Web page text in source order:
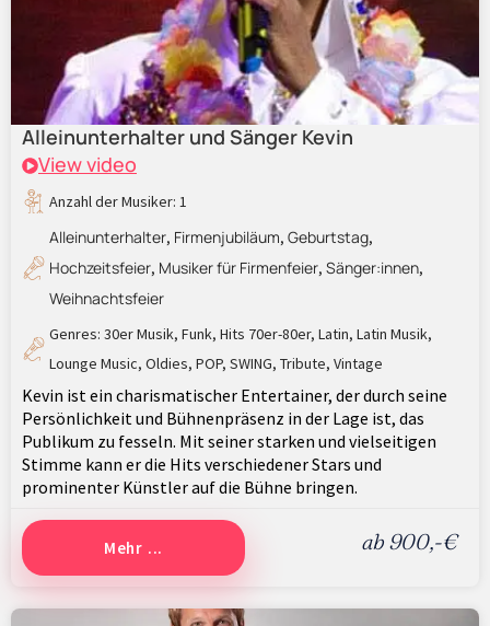
Mehr ... ab 900,-€
Alleinunterhalter und Sänger Kevin
View video
Anzahl der Musiker: 1
Alleinunterhalter, Firmenjubiläum, Geburtstag,
Hochzeitsfeier, Musiker für Firmenfeier, Sänger:innen,
Weihnachtsfeier
Genres: 30er Musik, Funk, Hits 70er-80er, Latin, Latin Musik,
Lounge Music, Oldies, POP, SWING, Tribute, Vintage
Kevin ist ein charismatischer Entertainer, der durch seine
Persönlichkeit und Bühnenpräsenz in der Lage ist, das
Publikum zu fesseln. Mit seiner starken und vielseitigen
Stimme kann er die Hits verschiedener Stars und
prominenter Künstler auf die Bühne bringen.